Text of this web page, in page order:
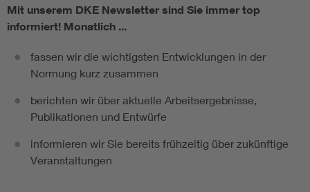
Mit unserem DKE Newsletter sind Sie immer top
informiert! Monatlich ...
fassen wir die wichtigsten Entwicklungen in der
Normung kurz zusammen
berichten wir über aktuelle Arbeitsergebnisse,
Publikationen und Entwürfe
informieren wir Sie bereits frühzeitig über zukünftige
Veranstaltungen